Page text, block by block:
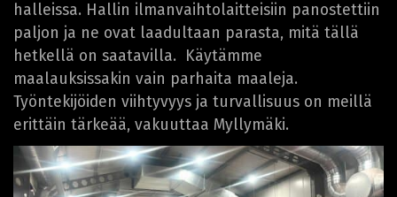
halleissa. Hallin ilmanvaihtolaitteisiin panostettiin
paljon ja ne ovat laadultaan parasta, mitä tällä
hetkellä on saatavilla. Käytämme
maalauksissakin vain parhaita maaleja.
Työntekijöiden viihtyvyys ja turvallisuus on meillä
erittäin tärkeää, vakuuttaa Myllymäki.